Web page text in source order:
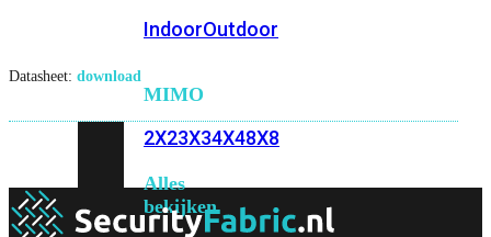
IndoorOutdoor
MIMO
2X23X34X48X8
Alles
bekijken
Datasheet: download